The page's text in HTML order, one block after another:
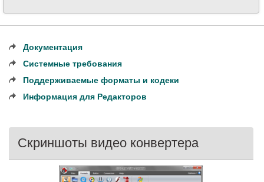
Документация
Системные требования
Поддерживаемые форматы и кодеки
Информация для Редакторов
Скриншоты видео конвертера